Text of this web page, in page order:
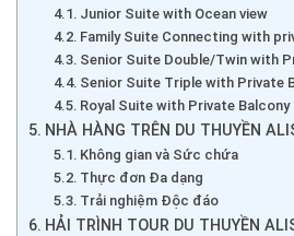
Junior Suite with Ocean view
Family Suite Connecting with
Senior Suite Double/Twin with
Senior Suite Triple with Private
Royal Suite with Private Balcony
NHÀ HÀNG TRÊN DU THUYỀN
Không gian và Sức chứa
Thực đơn Đa dạng
Trải nghiệm Độc đáo
HẢI TRÌNH TOUR DU THUYỀN